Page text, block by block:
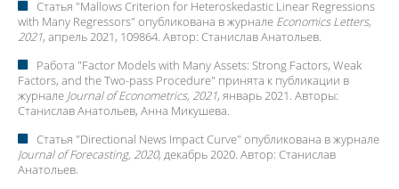
Статья "Mallows Criterion for Heteroskedastic Linear Regressions
with Many Regressors" опубликована в журнале Economics Letters,
2021, апрель 2021, 109864. Автор: Станислав Анатольев.
Работа "Factor Models with Many Assets: Strong Factors, Weak
Factors, and the Two-pass Procedure" принята к публикации в
журнале Journal of Econometrics, 2021, январь 2021. Авторы:
Станислав Анатольев, Анна Микушева.
Статья "Directional News Impact Curve" опубликована в журнале
Journal of Forecasting, 2020, декабрь 2020. Автор: Станислав
Анатольев.